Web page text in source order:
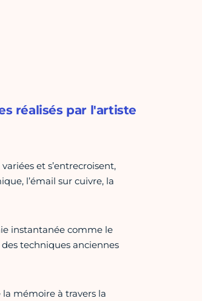
réalisés par l'artiste
et s’entrecroisent,
l’émail sur cuivre, la
instantanée comme le
techniques anciennes
mémoire à travers la